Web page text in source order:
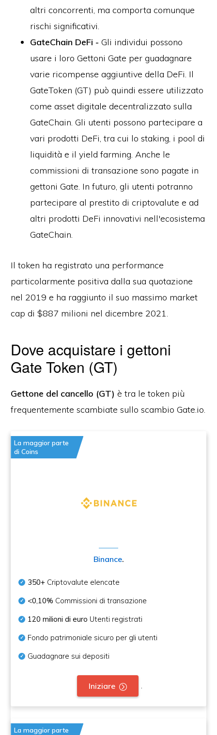
altri concorrenti, ma comporta comunque
rischi significativi.
GateChain DeFi -Gli individui possono
usare i loro Gettoni Gate per guadagnare
varie ricompense aggiuntive della DeFi. Il
GateToken (GT) può quindi essere utilizzato
come asset digitale decentralizzato sulla
GateChain. Gli utenti possono partecipare a
vari prodotti DeFi, tra cui lo staking, i pool di
liquidità e il yield farming. Anche le
commissioni di transazione sono pagate in
gettoni Gate. In futuro, gli utenti potranno
partecipare al prestito di criptovalute e ad
altri prodotti DeFi innovativi nell'ecosistema
GateChain.
Il token ha registrato una performance
particolarmente positiva dalla sua quotazione
nel 2019 e ha raggiunto il suo massimo market
cap di $887 milioni nel dicembre 2021.
Dove acquistare i gettoni
Gate Token (GT)
Gettone del cancello (GT)è tra le token più
frequentemente scambiate sullo scambio Gate.io.
La maggior parte
di Coins
Binance.
350+ Criptovalute elencate
<0,10% Commissioni di transazione
120 milioni di euro Utenti registrati
Fondo patrimoniale sicuro per gli utenti
Guadagnare sui depositi
Iniziare
La maggior parte